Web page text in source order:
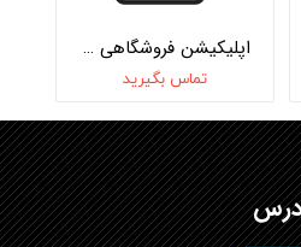
اپلیکیشن فروشگاهی وبکام نسخه اندروید
تماس بگیرید